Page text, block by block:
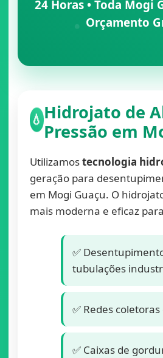
24 Horas • Toda Mogi
Orçamento
💧Hidrojato de
Pressão em
Utilizamostecnologia
geração para
em Mogi Guaçu. O
mais moderna e eficaz
✅
tubulações
✅ Redes
✅ Caixas de